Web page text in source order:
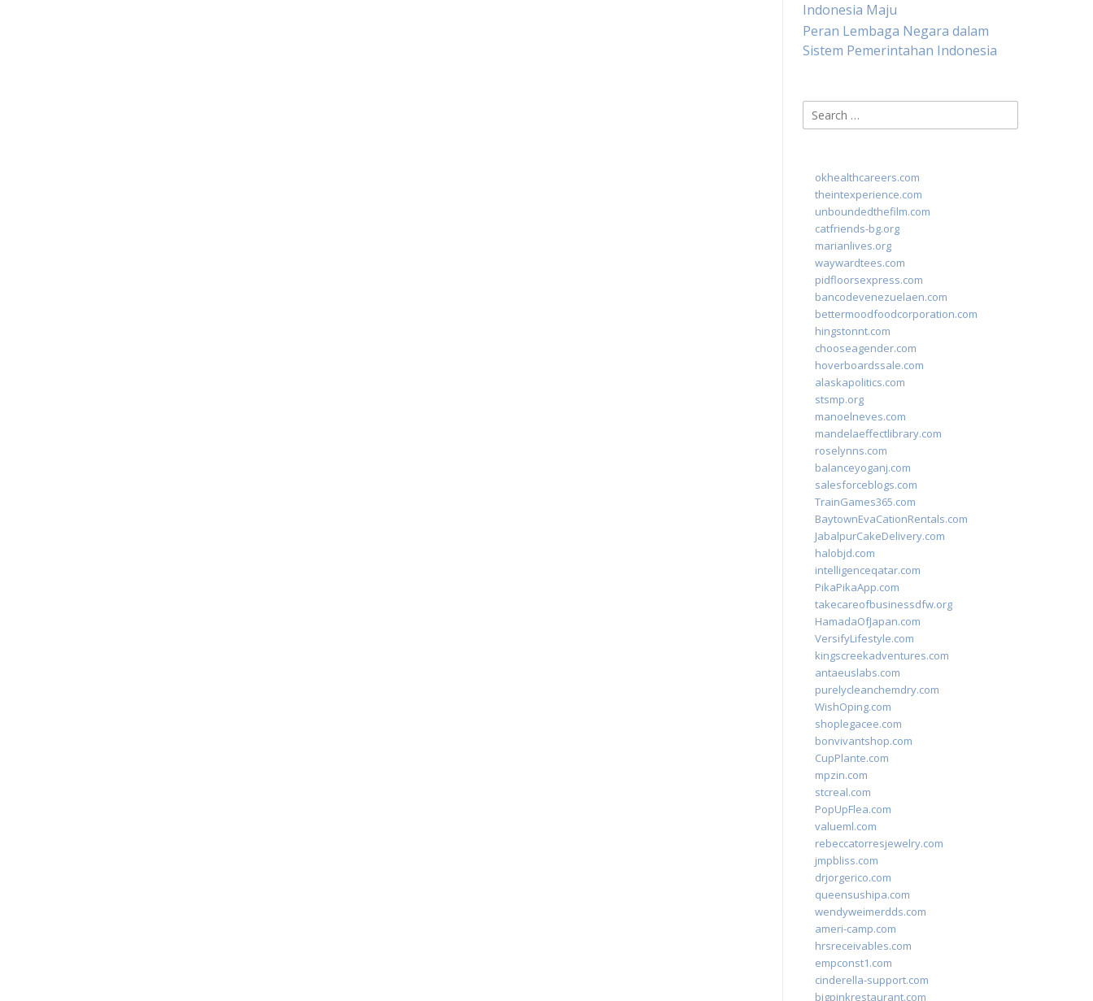
Indonesia Maju
Peran Lembaga Negara dalam
Sistem Pemerintahan Indonesia
Search
for:
okhealthcareers.com
theintexperience.com
unboundedthefilm.com
catfriends-bg.org
marianlives.org
waywardtees.com
pidfloorsexpress.com
bancodevenezuelaen.com
bettermoodfoodcorporation.com
hingstonnt.com
chooseagender.com
hoverboardssale.com
alaskapolitics.com
stsmp.org
manoelneves.com
mandelaeffectlibrary.com
roselynns.com
balanceyoganj.com
salesforceblogs.com
TrainGames365.com
BaytownEvaCationRentals.com
JabalpurCakeDelivery.com
halobjd.com
intelligenceqatar.com
PikaPikaApp.com
takecareofbusinessdfw.org
HamadaOfJapan.com
VersifyLifestyle.com
kingscreekadventures.com
antaeuslabs.com
purelycleanchemdry.com
WishOping.com
shoplegacee.com
bonvivantshop.com
CupPlante.com
mpzin.com
stcreal.com
PopUpFlea.com
valueml.com
rebeccatorresjewelry.com
jmpbliss.com
drjorgerico.com
queensushipa.com
wendyweimerdds.com
ameri-camp.com
hrsreceivables.com
empconst1.com
cinderella-support.com
bigpinkrestaurant.com